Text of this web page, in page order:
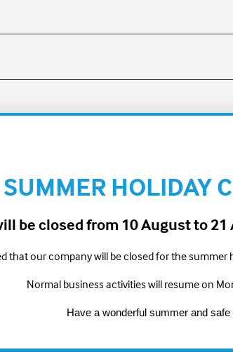
Italy OceanDry 9650 Balsa
SUMMER HOLIDAY
be closed from 10 August to
that our company will be closed for the
Normal business activities will resume on
Have a wonderful summer and safe